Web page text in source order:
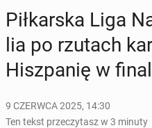
Pił­kar­ska Liga
lia po rzutach
Hisz­pa­nię w
9 CZERWCA 2025, 14:30
Ten tekst przeczytasz w 3 minuty